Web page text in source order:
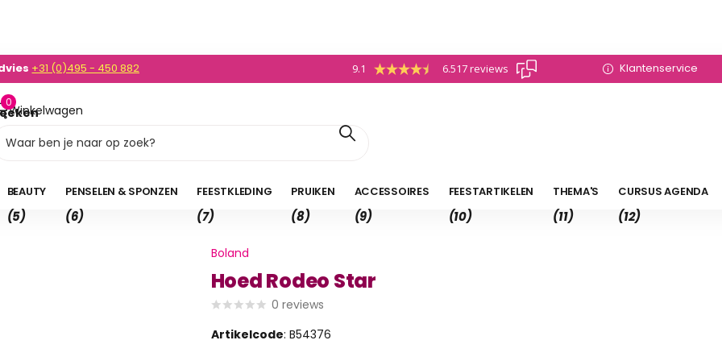
- 450 882
NL v.a. 35,- en BE v.a. 50,- 9.1 6.517 reviews Klantenservice
Winkelwagen
0
0,00
BEAUTY
(5)
PENSELEN & SPONZEN
(6)
FEESTKLEDING
(7)
PRUIKEN
(8)
ACCESSOIRES
(9)
FEESTARTIKELEN
(10)
THEMA'S
(11)
CURSUS AGENDA
(12)
Boland
Hoed Rodeo Star
0 reviews
Artikelcode: B54376